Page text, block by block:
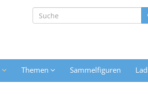
Themen Sammelfiguren